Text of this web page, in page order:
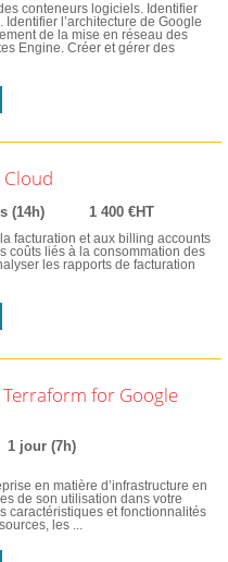
conteneurs logiciels. Identifier
Identifier l’architecture de Google
de la mise en réseau des
Engine. Créer et gérer des
Cloud
(14h) 1 400 €HT
facturation et aux billing accounts
coûts liés à la consommation des
les rapports de facturation
for Google
1 jour (7h)
en matière d’infrastructure en
de son utilisation dans votre
caractéristiques et fonctionnalités
les ...